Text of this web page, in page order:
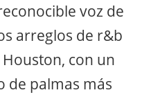
voz de
arreglos de r&b
con un
de palmas más